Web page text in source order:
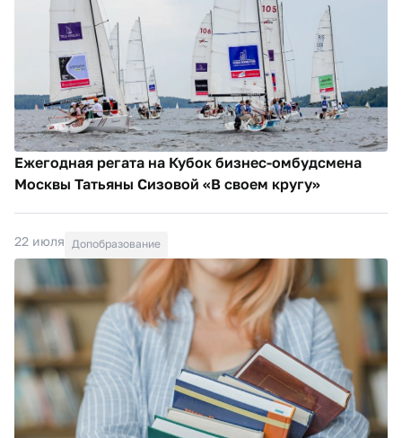
Ежегодная регата на Кубок бизнес-омбудсмена
Москвы Татьяны Сизовой «В своем кругу»
22 июля Допобразование